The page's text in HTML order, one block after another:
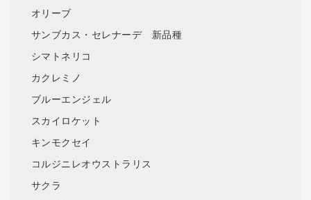
オリーブ
サンブカス・セレナーデ 新品種
シマトネリコ
カクレミノ
ブルーエンジェル
スカイロケット
キンモクセイ
コルジニレオウストラリス
サクラ